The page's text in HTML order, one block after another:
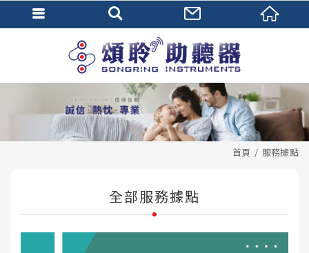
首頁 服務據點
全部服務據點